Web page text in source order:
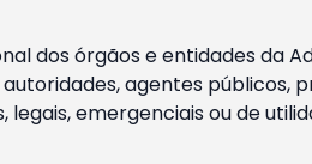
dos órgãos e entidades da
agentes públicos,
emergenciais ou de